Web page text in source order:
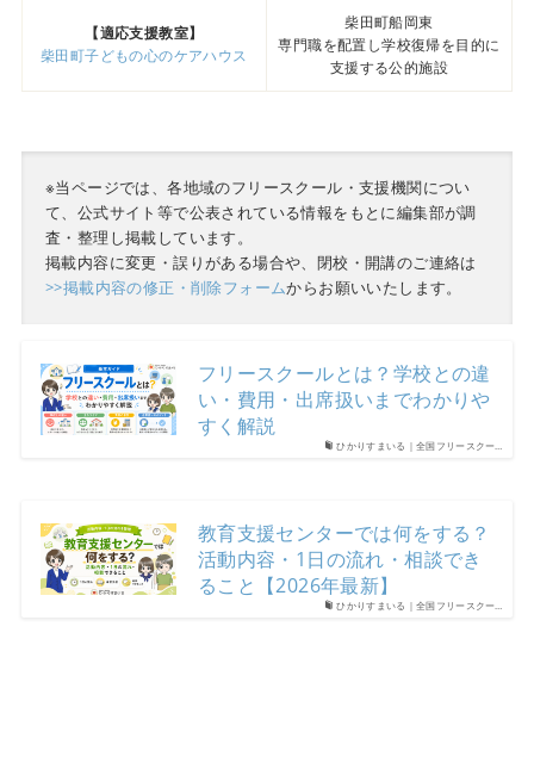
【適応支援教室】
柴田町子どもの心のケアハウス
柴田町船岡東
専門職を配置し学校復帰を目的に
支援する公的施設
※当ページでは、各地域のフリースクール・支援機関につい
て、公式サイト等で公表されている情報をもとに編集部が調
査・整理し掲載しています。
掲載内容に変更・誤りがある場合や、閉校・開講のご連絡は
>>掲載内容の修正・削除フォームからお願いいたします。
ひかりすまいる｜全国フリースクー…
フリースクールとは？学校との違
い・費用・出席扱いまでわかりや
すく解説
ひかりすまいる｜全国フリースクー…
教育支援センターでは何をする？
活動内容・1日の流れ・相談でき
ること【2026年最新】